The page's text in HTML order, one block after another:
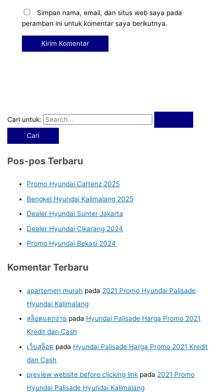
Cari untuk:
Pos-pos Terbaru
Promo Hyundai Cartenz 2025
Bengkel Hyundai Kalimalang 2025
Dealer Hyundai Sunter Jakarta
Dealer Hyundai Cikarang 2024
Promo Hyundai Bekasi 2024
Komentar Terbaru
apartemen murah pada 2021 Promo Hyundai Palisade
Hyundai Kalimalang
สล็อตแตกง่าย pada Hyundai Palisade Harga Promo 2021
Kredit dan Cash
เว็บสล็อต pada Hyundai Palisade Harga Promo 2021 Kredit
dan Cash
preview website before clicking link pada 2021 Promo
Hyundai Palisade Hyundai Kalimalang
Simpan nama, email, dan situs web saya pada
peramban ini untuk komentar saya berikutnya.